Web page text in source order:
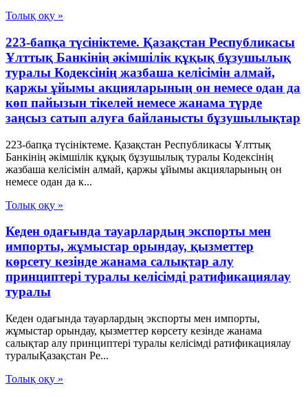
Толық оқу »
223-бапқа түсініктеме. Қазақстан Республикасы
Ұлттық Банкінің әкімшілік құқық бұзушылық
туралы Кодексінің жазбаша келісімін алмай,
қаржы ұйымы акцияларының он немесе одан да
көп пайызын тікелей немесе жанама түрде
заңсыз сатып алуға байланысты бұзушылықтар
223-бапқа түсініктеме. Қазақстан Республикасы Ұлттық
Банкінің әкімшілік құқық бұзушылық туралы Кодексінің
жазбаша келісімін алмай, қаржы ұйымы акцияларының он
немесе одан да к...
Толық оқу »
Кеден одағында тауарлардың экспорты мен
импорты, жұмыстар орындау, қызметтер
көрсету кезінде жанама салықтар алу
принциптері туралы келісімді ратификациялау
туралы
Кеден одағында тауарлардың экспорты мен импорты,
жұмыстар орындау, қызметтер көрсету кезінде жанама
салықтар алу принциптері туралы келісімді ратификациялау
туралыҚазақстан Ре...
Толық оқу »